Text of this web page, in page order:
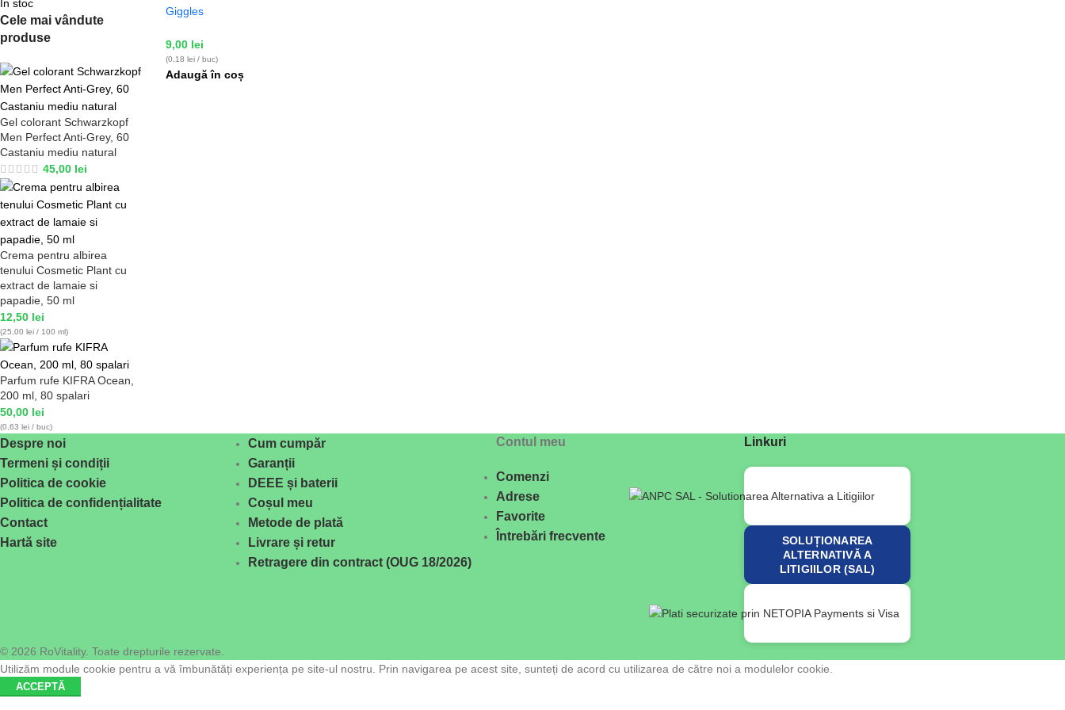
În stoc
Cele mai vândute
produse
Gel colorant Schwarzkopf
Men Perfect Anti-Grey, 60
Castaniu mediu natural
45,00 lei
Crema pentru albirea
tenului Cosmetic Plant cu
extract de lamaie si
papadie, 50 ml
12,50 lei
(25,00 lei / 100 ml)
Parfum rufe KIFRA Ocean,
200 ml, 80 spalari
50,00 lei
(0,63 lei / buc)
Giggles
9,00 lei
(0,18 lei / buc)
Adaugă în coș
Despre noi
Termeni și condiții
Politica de cookie
Politica de confidențialitate
Contact
Hartă site
Cum cumpăr
Garanții
DEEE și baterii
Coșul meu
Metode de plată
Livrare și retur
Retragere din contract (OUG 18/2026)
Contul meu
Comenzi
Adrese
Favorite
Întrebări frecvente
Linkuri
SOLUȚIONAREA
ALTERNATIVĂ A
LITIGIILOR (SAL)
© 2026 RoVitality. Toate drepturile rezervate.
Utilizăm module cookie pentru a vă îmbunătăți experiența pe site-ul nostru. Prin navigarea pe acest site, sunteți de acord cu utilizarea de către noi a modulelor cookie.
ACCEPTĂ